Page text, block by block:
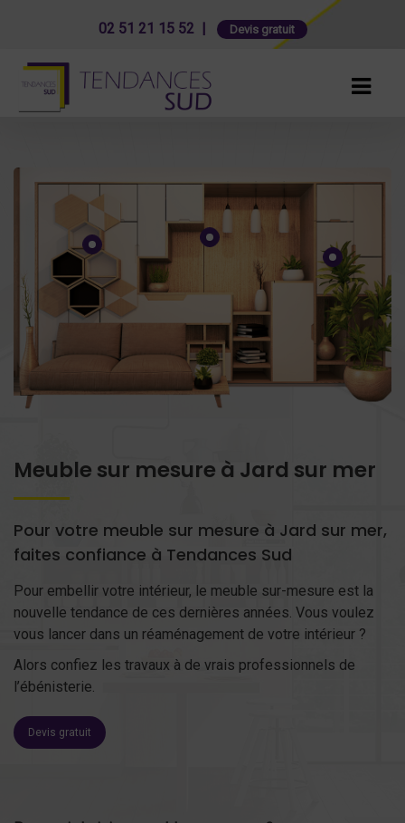
02 51 21 15 52 | Devis gratuit
Meuble sur mesure à Jard sur mer
Pour votre meuble sur mesure à Jard sur mer,
faites confiance à Tendances Sud
Pour embellir votre intérieur, le meuble sur-mesure est la
nouvelle tendance de ces dernières années. Vous voulez
vous lancer dans un réaménagement de votre intérieur ?
Alors confiez les travaux à de vrais professionnels de
l’ébénisterie.
Devis gratuit